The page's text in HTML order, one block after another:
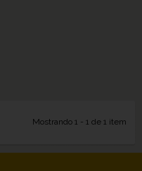
Mostrando 1 - 1 de 1 item